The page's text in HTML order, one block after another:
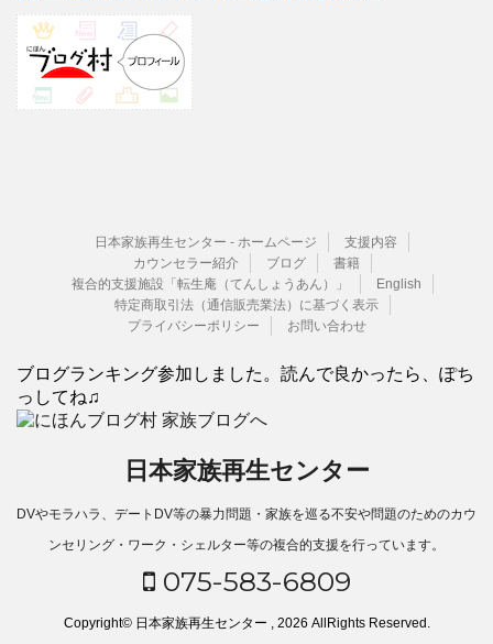
日本家族再生センター - ホームページ
支援内容
カウンセラー紹介
ブログ
書籍
複合的支援施設「転生庵（てんしょうあん）」
English
特定商取引法（通信販売業法）に基づく表示
プライバシーポリシー
お問い合わせ
ブログランキング参加しました。読んで良かったら、ぽち
っしてね♫
日本家族再生センター
DVやモラハラ、デートDV等の暴力問題・家族を巡る不安や問題のためのカウ
ンセリング・ワーク・シェルター等の複合的支援を行っています。
075-583-6809
Copyright© 日本家族再生センター , 2026 AllRights Reserved.